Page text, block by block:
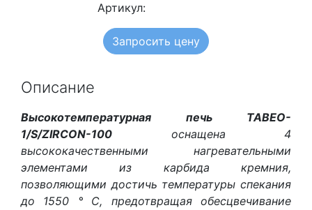
Артикул:
Запросить цену
Описание
Высокотемпературная печь TABEO-
1/S/ZIRСON-100 оснащена 4
высококачественными нагревательными
элементами из карбида кремния,
позволяющими достичь температуры спекания
до 1550 ° C, предотвращая обесцвечивание